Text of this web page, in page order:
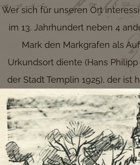
Wer sich für unseren Ort
im 13. Jahrhundert neben 4
Mark den Markgrafen als
Urkundsort diente (Hans
der Stadt Templin 1925), der ist